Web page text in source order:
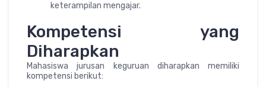
keterampilan mengajar.
Kompetensi yang
Diharapkan
Mahasiswa jurusan keguruan diharapkan memiliki
kompetensi berikut: